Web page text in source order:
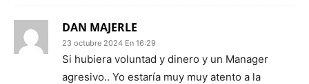
DAN MAJERLE
23 octubre 2024 En 16:29
Si hubiera voluntad y dinero y un Manager
agresivo.. Yo estaría muy muy atento a la